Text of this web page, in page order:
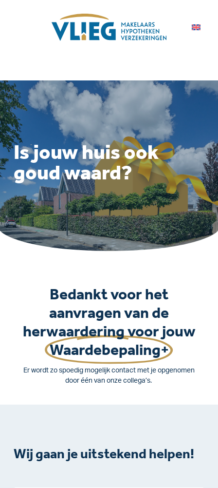
Is jouw huis ook
goud waard?
Bedankt voor het
aanvragen van de
herwaardering voor jouw
Waardebepaling+
Er wordt zo spoedig mogelijk contact met je opgenomen
door één van onze collega’s.
Wij gaan je uitstekend helpen!